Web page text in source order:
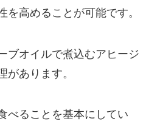
を高めることが可能です。
ブオイルで煮込むアヒージ
があります。
べることを基本にしてい